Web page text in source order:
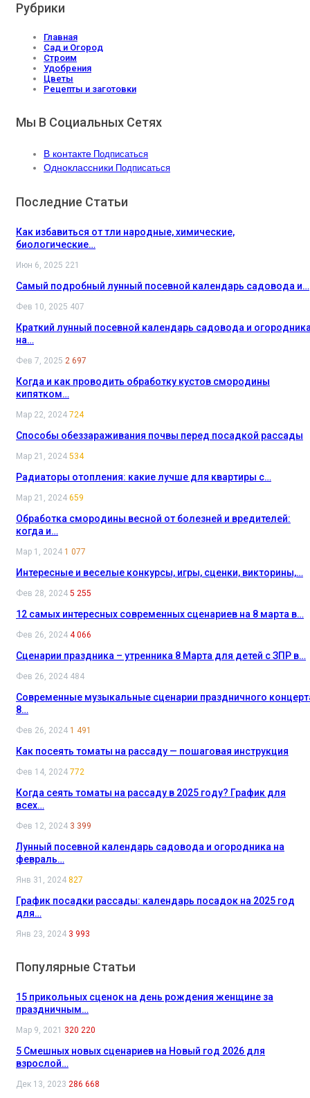
Рубрики
Главная
Сад и Огород
Строим
Удобрения
Цветы
Рецепты и заготовки
Мы В Социальных Сетях
В контакте Подписаться
Одноклассники Подписаться
Последние Статьи
Как избавиться от тли народные, химические,
биологические…
Июн 6, 2025 221
Самый подробный лунный посевной календарь садовода и…
Фев 10, 2025 407
Краткий лунный посевной календарь садовода и
на…
Фев 7, 2025 2 697
Когда и как проводить обработку кустов смородины
кипятком…
Мар 22, 2024 724
Способы обеззараживания почвы перед посадкой рассады
Мар 21, 2024 534
Радиаторы отопления: какие лучше для квартиры с…
Мар 21, 2024 659
Обработка смородины весной от болезней и вредителей:
когда и…
Мар 1, 2024 1 077
Интересные и веселые конкурсы, игры, сценки, викторины,…
Фев 28, 2024 5 255
12 самых интересных современных сценариев на 8 марта в…
Фев 26, 2024 4 066
Сценарии праздника – утренника 8 Марта для детей с ЗПР в…
Фев 26, 2024 484
Современные музыкальные сценарии праздничного
8…
Фев 26, 2024 1 491
Как посеять томаты на рассаду — пошаговая инструкция
Фев 14, 2024 772
Когда сеять томаты на рассаду в 2025 году? График для
всех…
Фев 12, 2024 3 399
Лунный посевной календарь садовода и огородника на
февраль…
Янв 31, 2024 827
График посадки рассады: календарь посадок на 2025 год
для…
Янв 23, 2024 3 993
Популярные Статьи
15 прикольных сценок на день рождения женщине за
праздничным…
Мар 9, 2021 320 220
5 Смешных новых сценариев на Новый год 2026 для
взрослой…
Дек 13, 2023 286 668